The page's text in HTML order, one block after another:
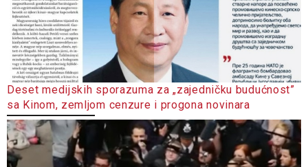
Deset medijskih sporazuma za „zajedničku budućnost”
sa Kinom, zemljom cenzure i progona novinara